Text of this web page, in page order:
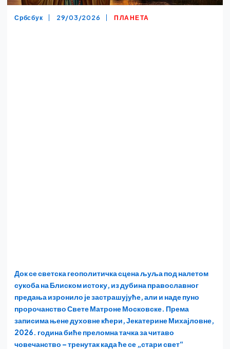
Србсбук 29/03/2026 ПЛАНЕТА
Док се светска геополитичка сцена љуља под налетом
сукоба на Блиском истоку, из дубина православног
предања изронило је застрашујуће, али и наде пуно
пророчанство Свете Матроне Московске. Према
записима њене духовне кћери, Јекатерине Михајловне,
2026. година биће преломна тачка за читаво
човечанство – тренутак када ће се „стари свет“